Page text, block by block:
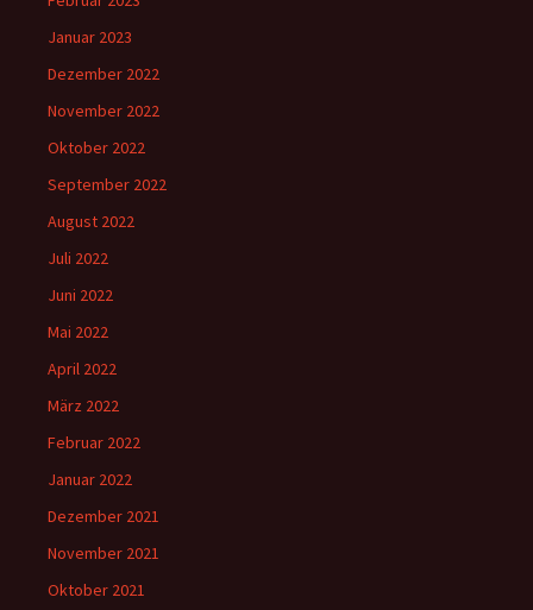
Januar 2023
Dezember 2022
November 2022
Oktober 2022
September 2022
August 2022
Juli 2022
Juni 2022
Mai 2022
April 2022
März 2022
Februar 2022
Januar 2022
Dezember 2021
November 2021
Oktober 2021